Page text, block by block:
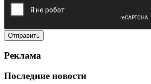
Реклама
Последние новости